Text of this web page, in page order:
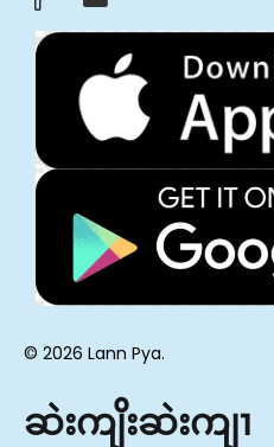
© 2026 Lann Pya.
ဆဲးကျိးဆဲးကျၢ